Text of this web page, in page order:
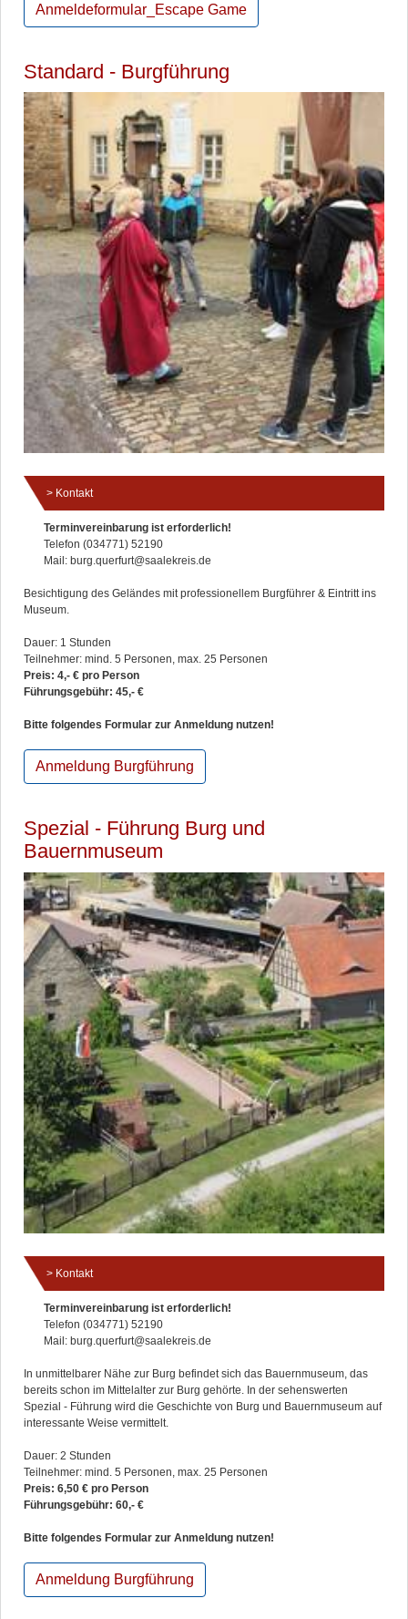
Anmeldeformular_Escape Game
Standard - Burgführung
Kontakt
Terminvereinbarung ist erforderlich!
Telefon (034771) 52190
Mail: burg.querfurt@saalekreis.de
Besichtigung des Geländes mit professionellem Burgführer & Eintritt ins
Museum.
Dauer: 1 Stunden
Teilnehmer: mind. 5 Personen, max. 25 Personen
Preis: 4,- € pro Person
Führungsgebühr: 45,- €
Bitte folgendes Formular zur Anmeldung nutzen!
Anmeldung Burgführung
Spezial - Führung Burg und
Bauernmuseum
Kontakt
Terminvereinbarung ist erforderlich!
Telefon (034771) 52190
Mail: burg.querfurt@saalekreis.de
In unmittelbarer Nähe zur Burg befindet sich das Bauernmuseum, das
bereits schon im Mittelalter zur Burg gehörte. In der sehenswerten
Spezial - Führung wird die Geschichte von Burg und Bauernmuseum auf
interessante Weise vermittelt.
Dauer: 2 Stunden
Teilnehmer: mind. 5 Personen, max. 25 Personen
Preis: 6,50 € pro Person
Führungsgebühr: 60,- €
Bitte folgendes Formular zur Anmeldung nutzen!
Anmeldung Burgführung